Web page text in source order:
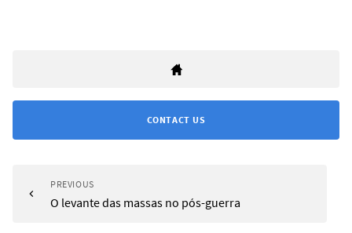
CONTACT US
PREVIOUS
O levante das massas no pós-guerra